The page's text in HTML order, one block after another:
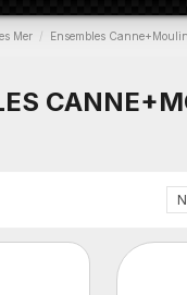
Mer Ensembles